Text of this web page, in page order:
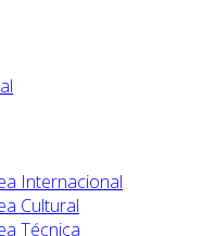
Internacional
Cultural
Técnica